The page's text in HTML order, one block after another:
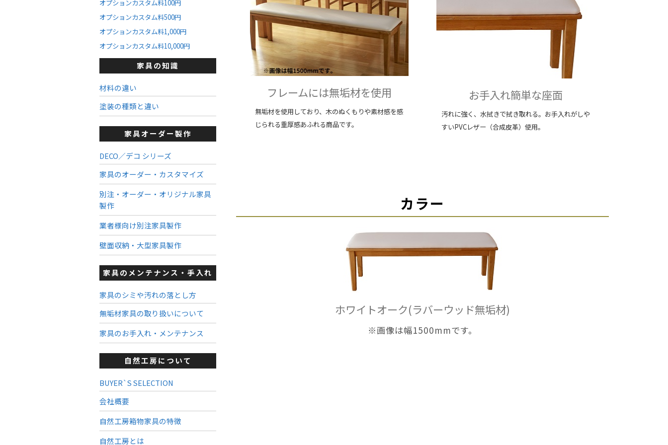
フレームには無垢材を使用
無垢材を使用しており、木のぬくもりや素材感を感
じられる重厚感あふれる商品です。
お手入れ簡単な座面
汚れに強く、水拭きで拭き取れる。お手入れがしや
すいPVCレザー（合成皮革）使用。
カラー
ホワイトオーク(ラバーウッド無垢材)
※画像は幅1500mmです。
オプションカスタム料100円
オプションカスタム料500円
オプションカスタム料1,000円
オプションカスタム料10,000円
家具の知識
材料の違い
塗装の種類と違い
家具オーダー製作
DECO／デコ シリーズ
家具のオーダー・カスタマイズ
別注・オーダー・オリジナル家具
製作
業者様向け別注家具製作
壁面収納・大型家具製作
家具のメンテナンス・手入れ
家具のシミや汚れの落とし方
無垢材家具の取り扱いについて
家具のお手入れ・メンテナンス
自然工房について
BUYER`S SELECTION
会社概要
自然工房箱物家具の特徴
自然工房とは